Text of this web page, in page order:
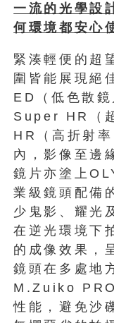
一流的光學設
何環境都安心
緊湊輕便的超
圍皆能展現絕
ED（低色散
Super HR（
HR（高折射
內，影像至邊
鏡片亦塗上
業級鏡頭配備
少鬼影、耀光
在逆光環境下
的成像效果，
鏡頭在多處地
M.Zuiko PRO
性能，避免沙